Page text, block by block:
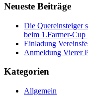
Neueste Beiträge
Die Quereinsteiger
beim 1.Farmer-Cup
Einladung
Anmeldung Vierer
Kategorien
Allgemein